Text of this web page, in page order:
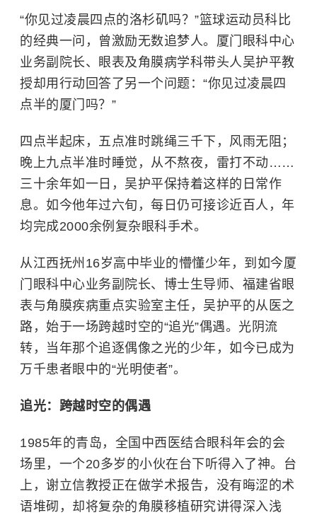
“你见过凌晨四点的洛杉矶吗？”篮球运动员科比
的经典一问，曾激励无数追梦人。厦门眼科中心
业务副院长、眼表及角膜病学科带头人吴护平教
授却用行动回答了另一个问题：“你见过凌晨四
点半的厦门吗？”
四点半起床，五点准时跳绳三千下，风雨无阻；
晚上九点半准时睡觉，从不熬夜，雷打不动……
三十余年如一日，吴护平保持着这样的日常作
息。如今他年过六旬，每日仍可接诊近百人，年
均完成2000余例复杂眼科手术。
从江西抚州16岁高中毕业的懵懂少年，到如今厦
门眼科中心业务副院长、博士生导师、福建省眼
表与角膜疾病重点实验室主任，吴护平的从医之
路，始于一场跨越时空的“追光”偶遇。光阴流
转，当年那个追逐偶像之光的少年，如今已成为
万千患者眼中的“光明使者”。
追光：跨越时空的偶遇
1985年的青岛，全国中西医结合眼科年会的会
场里，一个20多岁的小伙在台下听得入了神。台
上，谢立信教授正在做学术报告，没有晦涩的术
语堆砌，却将复杂的角膜移植研究讲得深入浅